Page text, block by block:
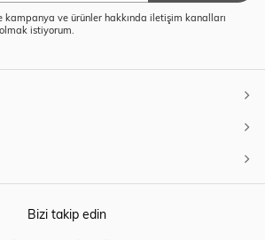
kampanya ve ürünler hakkında iletişim kanalları
istiyorum.
Bizi takip edin